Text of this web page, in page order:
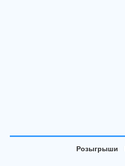
Розыгрыши